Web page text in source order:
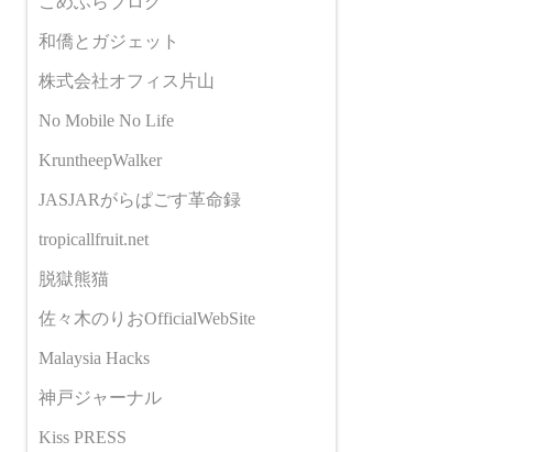
和僑とガジェット
株式会社オフィス片山
No Mobile No Life
KruntheepWalker
JASJARがらぱごす革命録
tropicallfruit.net
脱獄熊猫
佐々木のりおOfficialWebSite
Malaysia Hacks
神戸ジャーナル
Kiss PRESS